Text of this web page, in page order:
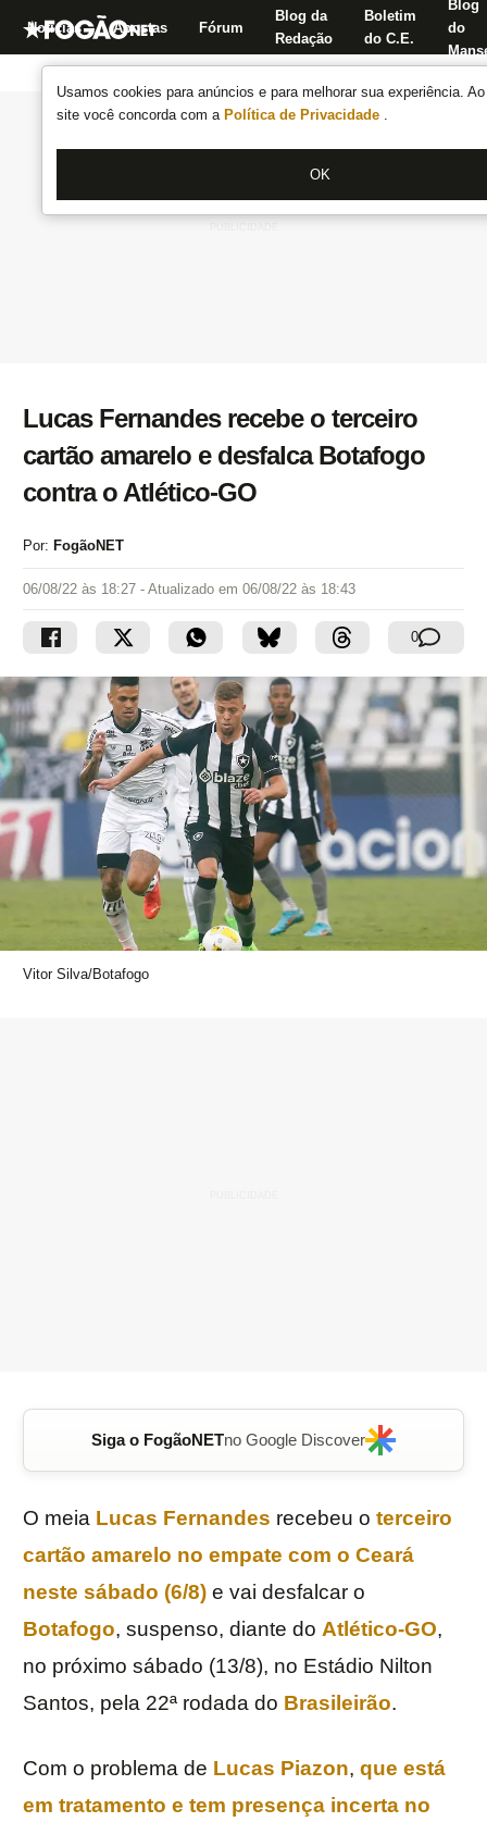
Usamos cookies para anúncios e para melhorar sua experiência.
site você concorda com a Política de Privacidade .
OK
Notícias Apostas Fórum
Blog da
Redação
Boletim
do C.E.
Blog
do
Lucas Fernandes recebe o terceiro
cartão amarelo e desfalca Botafogo
contra o Atlético-GO
Por: FogãoNET
06/08/22 às 18:27 - Atualizado em 06/08/22 às 18:43
0
Vitor Silva/Botafogo
Siga o FogãoNETno Google Discover
O meia Lucas Fernandes recebeu o terceiro
cartão amarelo no empate com o Ceará
neste sábado (6/8) e vai desfalcar o
Botafogo, suspenso, diante do Atlético-GO,
no próximo sábado (13/8), no Estádio Nilton
Santos, pela 22ª rodada do Brasileirão.
Com o problema de Lucas Piazon, que está
em tratamento e tem presença incerta no